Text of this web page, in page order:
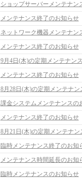
ショップサーバーメンテナン
メンテナンス終了のお知らせ
ネットワーク機器メンテナン
メンテナンス終了のお知らせ
9月4日(木)の定期メンテナン
メンテナンス終了のお知らせ
8月28日(木)の定期メンテナン
課金システムメンテナンスの
メンテナンス終了のお知らせ
8月21日(木)の定期メンテナン
臨時メンテナンス終了のお知
メンテナンス時間延長のお知
臨時メンテナンスのお知らせ